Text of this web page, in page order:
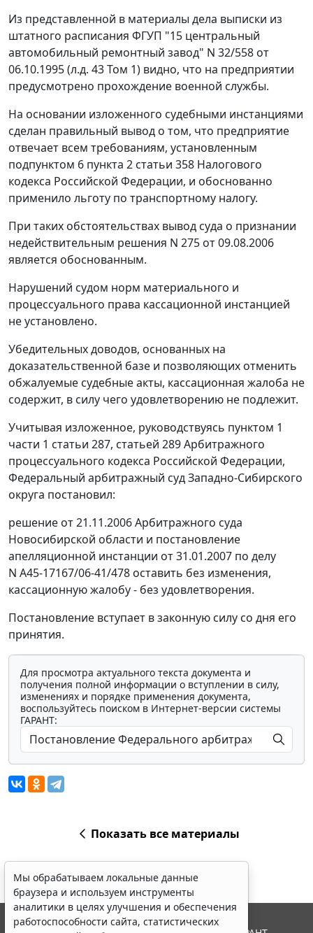
Из представленной в материалы дела выписки из
штатного расписания ФГУП "15 центральный
автомобильный ремонтный завод" N 32/558 от
06.10.1995 (л.д. 43 Том 1) видно, что на предприятии
предусмотрено прохождение военной службы.
На основании изложенного судебными инстанциями
сделан правильный вывод о том, что предприятие
отвечает всем требованиям, установленным
подпунктом 6 пункта 2 статьи 358 Налогового
кодекса Российской Федерации, и обоснованно
применило льготу по транспортному налогу.
При таких обстоятельствах вывод суда о признании
недействительным решения N 275 от 09.08.2006
является обоснованным.
Нарушений судом норм материального и
процессуального права кассационной инстанцией
не установлено.
Убедительных доводов, основанных на
доказательственной базе и позволяющих отменить
обжалуемые судебные акты, кассационная жалоба не
содержит, в силу чего удовлетворению не подлежит.
Учитывая изложенное, руководствуясь пунктом 1
части 1 статьи 287, статьей 289Арбитражного
процессуального кодекса Российской Федерации,
Федеральный арбитражный суд Западно-Сибирского
округа постановил:
решение от 21.11.2006 Арбитражного суда
Новосибирской области и постановление
апелляционной инстанции от 31.01.2007 по делу
N А45-17167/06-41/478 оставить без изменения,
кассационную жалобу - без удовлетворения.
Постановление вступает в законную силу со дня его
принятия.
Для просмотра актуального текста документа и
получения полной информации о вступлении в силу,
изменениях и порядке применения документа,
воспользуйтесь поиском в Интернет-версии системы
ГАРАНТ:
Показать все материалы
Мы обрабатываем локальные данные
браузера и используем инструменты
аналитики в целях улучшения и обеспечения
работоспособности сайта, статистических